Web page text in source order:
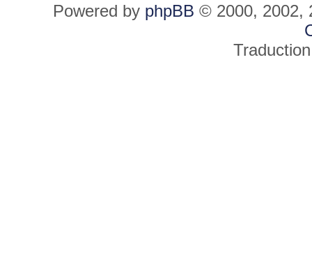
Powered by phpBB © 2000, 2002,